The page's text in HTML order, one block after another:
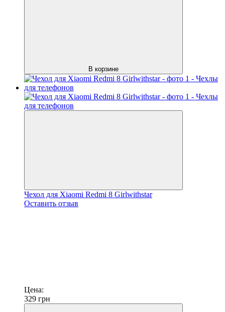
В корзине
Чехол для Xiaomi Redmi 8 Girlwithstar
Оставить отзыв
Цена:
329 грн